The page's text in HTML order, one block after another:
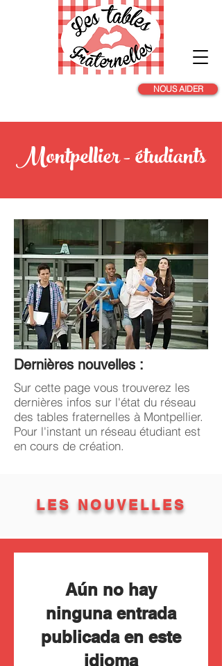
NOUS AIDER
Montpellier - étudiants
Dernières nouvelles :
Sur cette page vous trouverez les
dernières infos sur l'état du réseau
des tables fraternelles à Montpellier.
Pour l'instant un réseau étudiant est
en cours de création.
LES NOUVELLES
Aún no hay
ninguna entrada
publicada en este
idioma